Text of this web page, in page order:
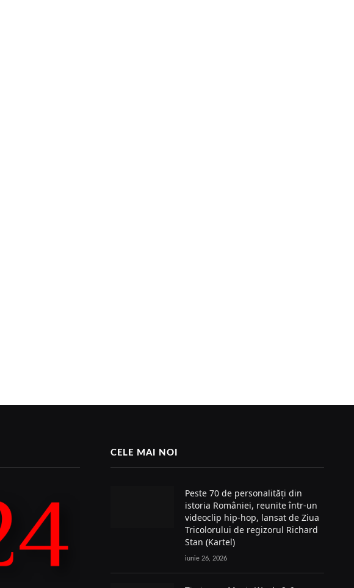
CELE MAI NOI
Peste 70 de personalități din
istoria României, reunite într-un
videoclip hip-hop, lansat de Ziua
Tricolorului de regizorul Richard
Stan (Kartel)
iunie 26, 2026